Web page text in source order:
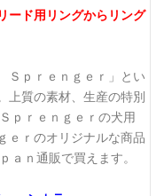
ード用リングからリング
ｐｒｅｎｇｅｒ」とい
上質の素材、生産の特別
ｐｒｅｎｇｅｒの犬用
ｒのオリジナルな商品
ａｎ通販で買えます。